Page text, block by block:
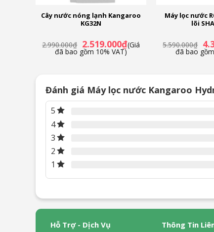
Cây nước nóng lạnh Kangaroo
KG32N
2.990.000₫ Giá
gốc
là:
2.519.000₫Giá
hiện
(Giá
đã bao gồm 10% VAT)
Máy lọc nước
lõi
5.590.000₫ Giá
gốc
là:
đã bao
Đánh giá Máy lọc nước Kangaroo
5
4
3
2
1
Hỗ Trợ - Dịch Vụ Thông Tin